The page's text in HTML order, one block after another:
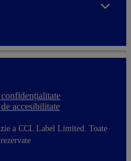
Expand
e
accesibilitate
a CCL Label Limited. Toate